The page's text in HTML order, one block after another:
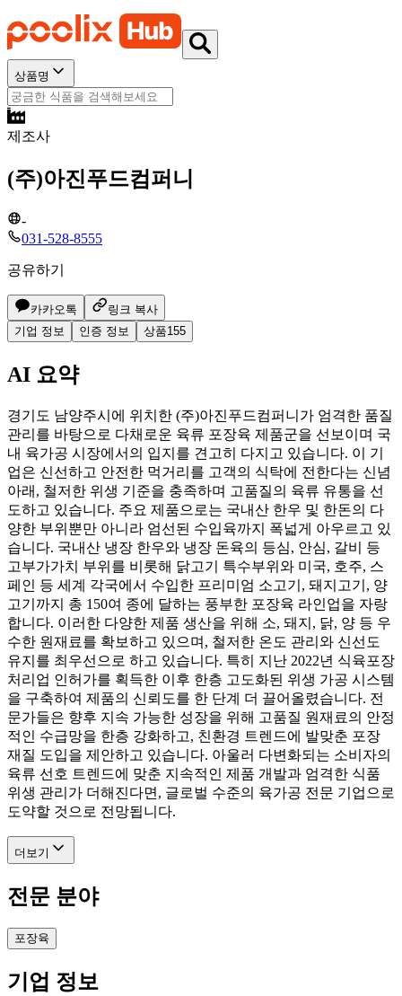
상품명
제조사
(주)아진푸드컴퍼니
-
031-528-8555
공유하기
카카오톡
링크 복사
기업 정보
인증 정보 상품155
AI 요약
경기도 남양주시에 위치한 (주)아진푸드컴퍼니가 엄격한 품질
관리를 바탕으로 다채로운 육류 포장육 제품군을 선보이며 국
내 육가공 시장에서의 입지를 견고히 다지고 있습니다. 이 기
업은 신선하고 안전한 먹거리를 고객의 식탁에 전한다는 신념
아래, 철저한 위생 기준을 충족하며 고품질의 육류 유통을 선
도하고 있습니다. 주요 제품으로는 국내산 한우 및 한돈의 다
양한 부위뿐만 아니라 엄선된 수입육까지 폭넓게 아우르고 있
습니다. 국내산 냉장 한우와 냉장 돈육의 등심, 안심, 갈비 등
고부가가치 부위를 비롯해 닭고기 특수부위와 미국, 호주, 스
페인 등 세계 각국에서 수입한 프리미엄 소고기, 돼지고기, 양
고기까지 총 150여 종에 달하는 풍부한 포장육 라인업을 자랑
합니다. 이러한 다양한 제품 생산을 위해 소, 돼지, 닭, 양 등 우
수한 원재료를 확보하고 있으며, 철저한 온도 관리와 신선도
유지를 최우선으로 하고 있습니다. 특히 지난 2022년 식육포장
처리업 인허가를 획득한 이후 한층 고도화된 위생 가공 시스템
을 구축하여 제품의 신뢰도를 한 단계 더 끌어올렸습니다. 전
문가들은 향후 지속 가능한 성장을 위해 고품질 원재료의 안정
적인 수급망을 한층 강화하고, 친환경 트렌드에 발맞춘 포장
재질 도입을 제안하고 있습니다. 아울러 다변화되는 소비자의
육류 선호 트렌드에 맞춘 지속적인 제품 개발과 엄격한 식품
위생 관리가 더해진다면, 글로벌 수준의 육가공 전문 기업으로
도약할 것으로 전망됩니다.
더보기
전문 분야
포장육
기업 정보